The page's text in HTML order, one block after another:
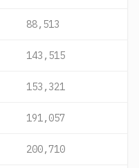
88,513
143,515
153,321
191,057
200,710